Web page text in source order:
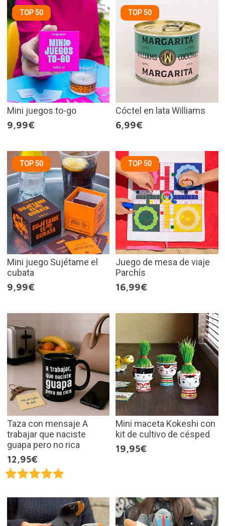
TOP 50
Mini juegos to-go
9,99€
TOP 50
Cóctel en lata Williams
6,99€
TOP 50
Mini juego Sujétame el
cubata
9,99€
TOP 50
Juego de mesa de viaje
Parchís
16,99€
Taza con mensaje A
trabajar que naciste
guapa pero no rica
12,95€
Mini maceta Kokeshi con
kit de cultivo de césped
19,95€